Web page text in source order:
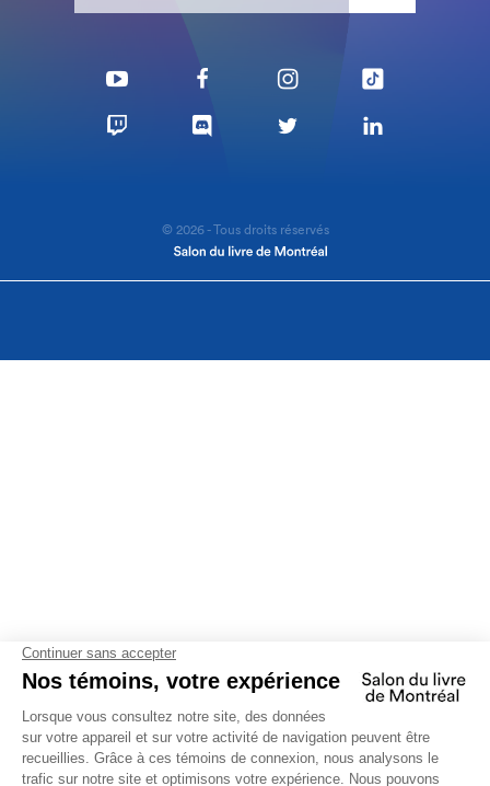
© 2026 - Tous droits réservés